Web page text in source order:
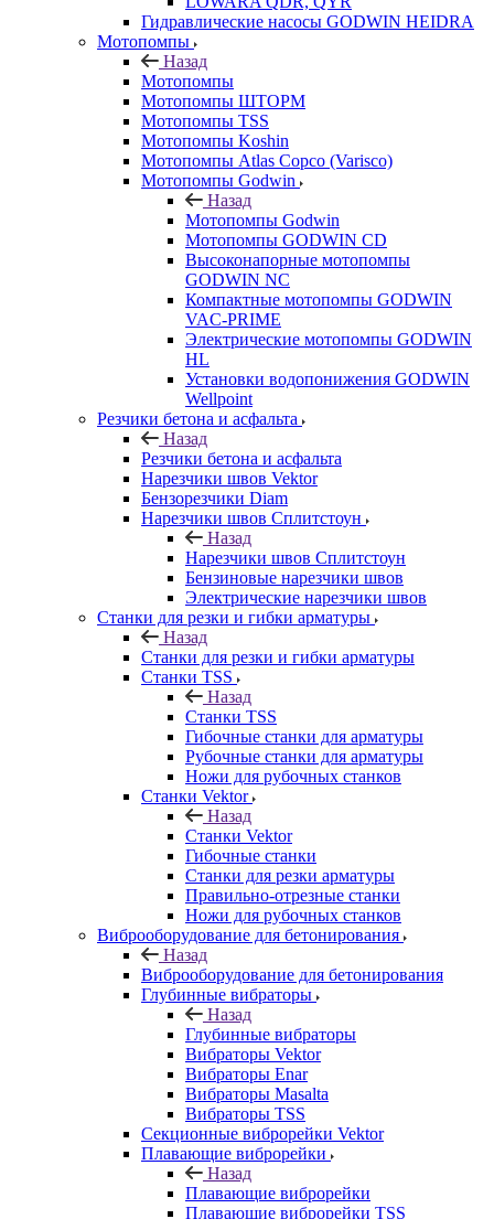
Гидравлические насосы GODWIN HEIDRA
Мотопомпы
Назад
Мотопомпы
Мотопомпы ШТОРМ
Мотопомпы TSS
Мотопомпы Koshin
Мотопомпы Atlas Copco (Varisco)
Мотопомпы Godwin
Назад
Мотопомпы Godwin
Мотопомпы GODWIN CD
Высоконапорные мотопомпы
GODWIN NC
Компактные мотопомпы GODWIN
VAC-PRIME
Электрические мотопомпы GODWIN
HL
Установки водопонижения GODWIN
Wellpoint
Резчики бетона и асфальта
Назад
Резчики бетона и асфальта
Нарезчики швов Vektor
Бензорезчики Diam
Нарезчики швов Сплитстоун
Назад
Нарезчики швов Сплитстоун
Бензиновые нарезчики швов
Электрические нарезчики швов
Станки для резки и гибки арматуры
Назад
Станки для резки и гибки арматуры
Станки TSS
Назад
Станки TSS
Гибочные станки для арматуры
Рубочные станки для арматуры
Ножи для рубочных станков
Станки Vektor
Назад
Станки Vektor
Гибочные станки
Станки для резки арматуры
Правильно-отрезные станки
Ножи для рубочных станков
Виброоборудование для бетонирования
Назад
Виброоборудование для бетонирования
Глубинные вибраторы
Назад
Глубинные вибраторы
Вибраторы Vektor
Вибраторы Enar
Вибраторы Masalta
Вибраторы TSS
Секционные виброрейки Vektor
Плавающие виброрейки
Назад
Плавающие виброрейки
Плавающие виброрейки TSS